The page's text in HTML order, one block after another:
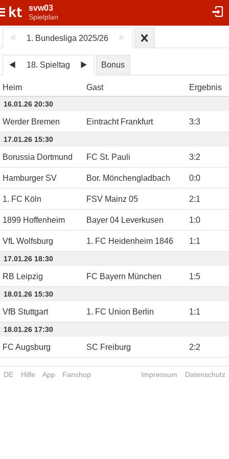
svw03
Spielplan
1. Bundesliga 2025/26
18. Spieltag Bonus
Heim Gast Ergebnis
16.01.26 20:30
Werder Bremen Eintracht Frankfurt 3:3
17.01.26 15:30
Borussia Dortmund FC St. Pauli 3:2
Hamburger SV Bor. Mönchengladbach 0:0
1. FC Köln FSV Mainz 05 2:1
1899 Hoffenheim Bayer 04 Leverkusen 1:0
VfL Wolfsburg 1. FC Heidenheim 1846 1:1
17.01.26 18:30
RB Leipzig FC Bayern München 1:5
18.01.26 15:30
VfB Stuttgart 1. FC Union Berlin 1:1
18.01.26 17:30
FC Augsburg SC Freiburg 2:2
DE Hilfe App Fanshop Impressum Datenschutz